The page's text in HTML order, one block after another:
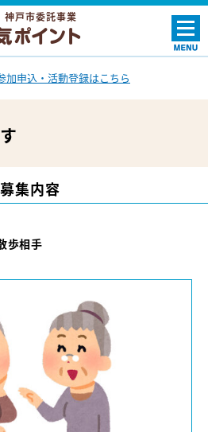
神戸市委託事業
加申込・活動登録はこちら
募集内容
歩相手